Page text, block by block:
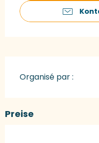
Organisé par :
Preise